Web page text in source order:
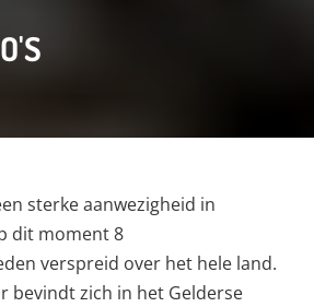
sterke aanwezigheid in
dit moment 8
verspreid over het hele land.
bevindt zich in het Gelderse